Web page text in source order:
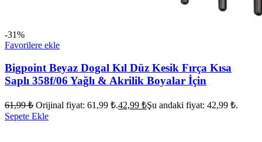
-31%
Favorilere ekle
Bigpoint Beyaz Dogal Kıl Düz Kesik Fırça Kısa
Saplı 358f/06 Yağlı & Akrilik Boyalar İçin
61,99₺ Orijinal fiyat: 61,99 ₺.42,99 ₺Şu andaki fiyat: 42,99 ₺.
Sepete Ekle